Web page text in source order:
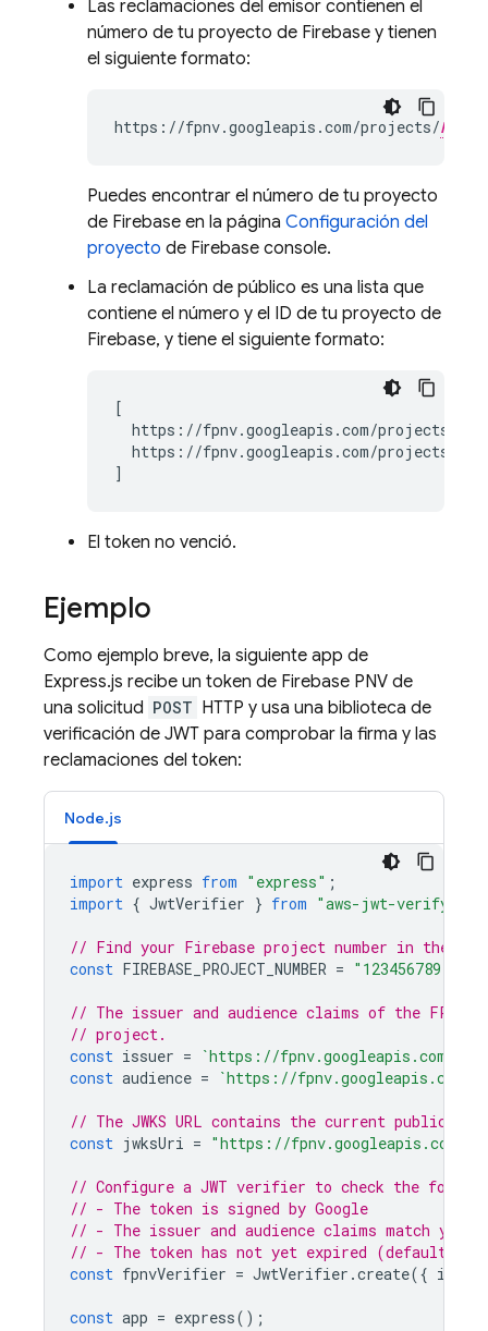
Las reclamaciones del emisor contienen el
número de tu proyecto de Firebase y tienen
el siguiente formato:
https://fpnv.googleapis.com/projects/
Puedes encontrar el número de tu proyecto
de Firebase en la página Configuración del
proyecto de Firebase console.
La reclamación de público es una lista que
contiene el número y el ID de tu proyecto de
Firebase, y tiene el siguiente formato:
[
  https://fpnv.googleapis.com/projects/
  https://fpnv.googleapis.com/projects/
El token no venció.
Ejemplo
Como ejemplo breve, la siguiente app de
Express.js recibe un token de Firebase PNV de
una solicitud POST HTTP y usa una biblioteca de
verificación de JWT para comprobar la firma y las
reclamaciones del token:
Node.js
import express from "express" ;
import { JwtVerifier } from "aws-jwt-verify"
// Find your Firebase project number in the
const FIREBASE_PROJECT_NUMBER = "123456789"
// The issuer and audience claims of the FPNV
// project.
const issuer =
`https://fpnv.googleapis.com/
const audience = `https://fpnv.googleapis.com/
// The JWKS URL contains the current public
const jwksUri = "https://fpnv.googleapis.com/
// Configure a JWT verifier to check the
// - The token is signed by Google
// - The issuer and audience claims match your
// - The token has not yet expired (default
const fpnvVerifier = JwtVerifier .create({ issuer
const app = express();